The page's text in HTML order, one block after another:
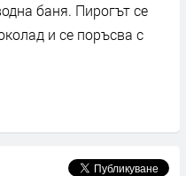
баня. Пирогът се
и се поръсва с